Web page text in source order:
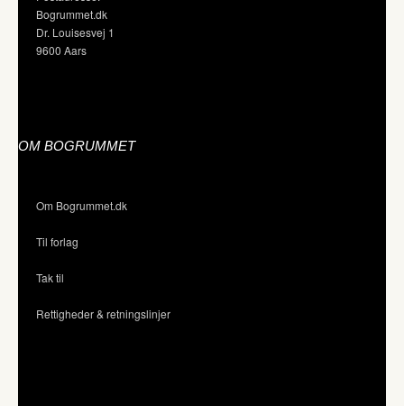
Bogrummet.dk
Dr. Louisesvej 1
9600 Aars
OM BOGRUMMET
Om Bogrummet.dk
Til forlag
Tak til
Rettigheder & retningslinjer